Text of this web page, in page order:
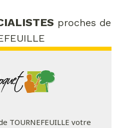
proches de
TOURNEFEUILLE votre